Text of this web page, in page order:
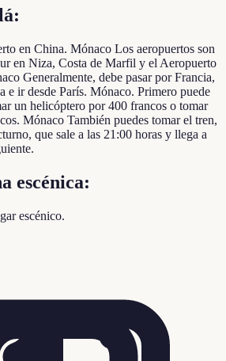
en China. Mónaco Los aeropuertos son
en Niza, Costa de Marfil y el Aeropuerto
Generalmente, debe pasar por Francia,
e ir desde París. Mónaco. Primero puede
un helicóptero por 400 francos o tomar
Mónaco También puedes tomar el tren,
que sale a las 21:00 horas y llega a
escénica:
escénico.